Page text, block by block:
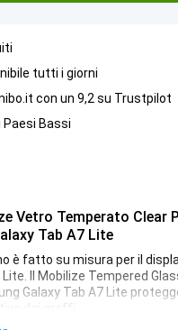
tutti i giorni
con un 9,2 su Trustpilot
Paesi Bassi
Vetro Temperato Clear
Tab A7 Lite
è fatto su misura per il
Il Mobilize Tempered
Galaxy Tab A7 Lite
dai graffi.